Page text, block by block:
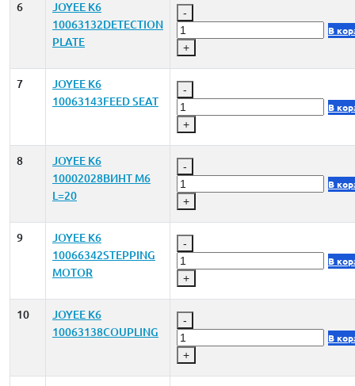
6
JOYEE K6
10063132DETECTION
PLATE
-
+
В
7
JOYEE K6
10063143FEED SEAT
-
+
В
8
JOYEE K6
10002028ВИНТ M6
L=20
-
+
В
9
JOYEE K6
10066342STEPPING
MOTOR
-
+
В
10
JOYEE K6
10063138COUPLING
-
+
В